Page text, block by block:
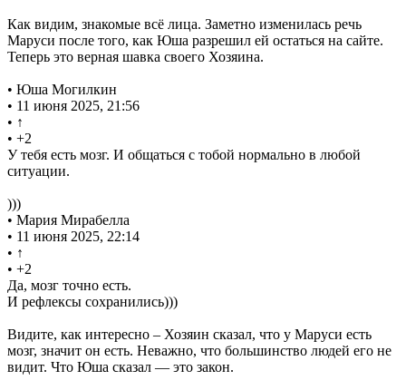
Как видим, знакомые всё лица. Заметно изменилась речь
Маруси после того, как Юша разрешил ей остаться на сайте.
Теперь это верная шавка своего Хозяина.
• Юша Могилкин
• 11 июня 2025, 21:56
• ↑
• +2
У тебя есть мозг. И общаться с тобой нормально в любой
ситуации.
)))
• Мария Мирабелла
• 11 июня 2025, 22:14
• ↑
• +2
Да, мозг точно есть.
И рефлексы сохранились)))
Видите, как интересно – Хозяин сказал, что у Маруси есть
мозг, значит он есть. Неважно, что большинство людей его не
видит. Что Юша сказал — это закон.